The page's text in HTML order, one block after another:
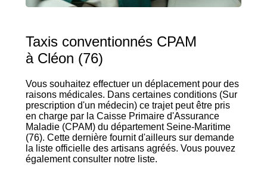
Taxis conventionnés CPAM
à Cléon (76)
Vous souhaitez effectuer un déplacement pour des
raisons médicales. Dans certaines conditions (Sur
prescription d'un médecin) ce trajet peut être pris
en charge par la Caisse Primaire d'Assurance
Maladie (CPAM) du département Seine-Maritime
(76). Cette dernière fournit d'ailleurs sur demande
la liste officielle des artisans agréés. Vous pouvez
également consulter notre liste.